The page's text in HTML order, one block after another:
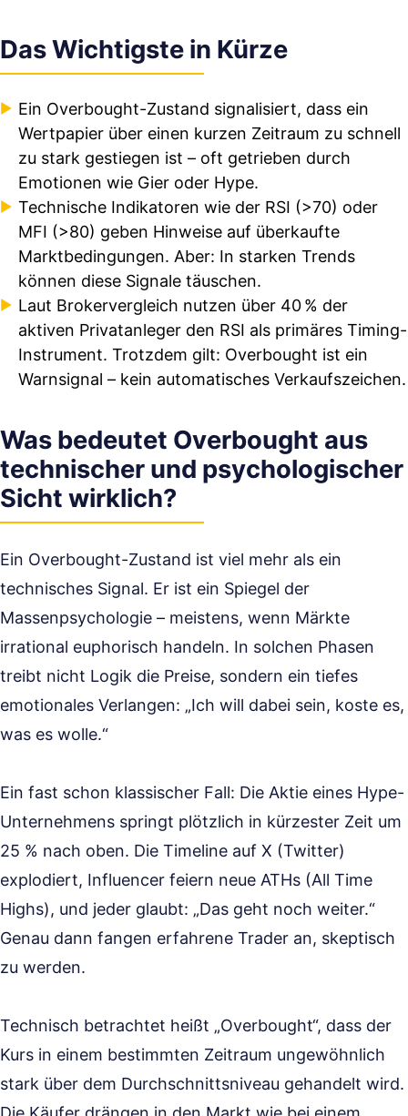
Das Wichtigste in Kürze
Ein Overbought-Zustand signalisiert, dass ein
Wertpapier über einen kurzen Zeitraum zu schnell
zu stark gestiegen ist – oft getrieben durch
Emotionen wie Gier oder Hype.
Technische Indikatoren wie der RSI (>70) oder
MFI (>80) geben Hinweise auf überkaufte
Marktbedingungen. Aber: In starken Trends
können diese Signale täuschen.
Laut Brokervergleich nutzen über 40 % der
aktiven Privatanleger den RSI als primäres Timing-
Instrument. Trotzdem gilt: Overbought ist ein
Warnsignal – kein automatisches Verkaufszeichen.
Was bedeutet Overbought aus
technischer und psychologischer
Sicht wirklich?
Ein Overbought-Zustand ist viel mehr als ein
technisches Signal. Er ist ein Spiegel der
Massenpsychologie – meistens, wenn Märkte
irrational euphorisch handeln. In solchen Phasen
treibt nicht Logik die Preise, sondern ein tiefes
emotionales Verlangen: „Ich will dabei sein, koste es,
was es wolle.“
Ein fast schon klassischer Fall: Die Aktie eines Hype-
Unternehmens springt plötzlich in kürzester Zeit um
25 % nach oben. Die Timeline auf X (Twitter)
explodiert, Influencer feiern neue ATHs (All Time
Highs), und jeder glaubt: „Das geht noch weiter.“
Genau dann fangen erfahrene Trader an, skeptisch
zu werden.
Technisch betrachtet heißt „Overbought“, dass der
Kurs in einem bestimmten Zeitraum ungewöhnlich
stark über dem Durchschnittsniveau gehandelt wird.